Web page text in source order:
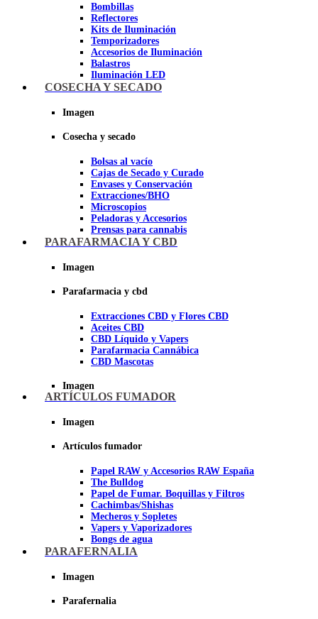
Bombillas
Reflectores
Kits de Iluminación
Temporizadores
Accesorios de Iluminación
Balastros
Iluminación LED
Iluminación LEC
COSECHA Y SECADO
Imagen
Cosecha y secado
Bolsas al vacío
Cajas de Secado y Curado
Envases y Conservación
Extracciones/BHO
Microscopios
Peladoras y Accesorios
Prensas para cannabis
Secadores de cogollos
PARAFARMACIA Y CBD
Imagen
Parafarmacia y cbd
Extracciones CBD y Flores CBD
Aceites CBD
CBD Líquido y Vapers
Parafarmacia Cannábica
CBD Mascotas
Imagen
ARTÍCULOS FUMADOR
Imagen
Artículos fumador
Papel RAW y Accesorios RAW España
The Bulldog
Papel de Fumar. Boquillas y Filtros
Cachimbas/Shishas
Mecheros y Sopletes
Vapers y Vaporizadores
Bongs de agua
Bandejas para liar
Ceniceros para Fumadores
Pipas BHO
Dabbers
PARAFERNALIA
Imagen
Parafernalia